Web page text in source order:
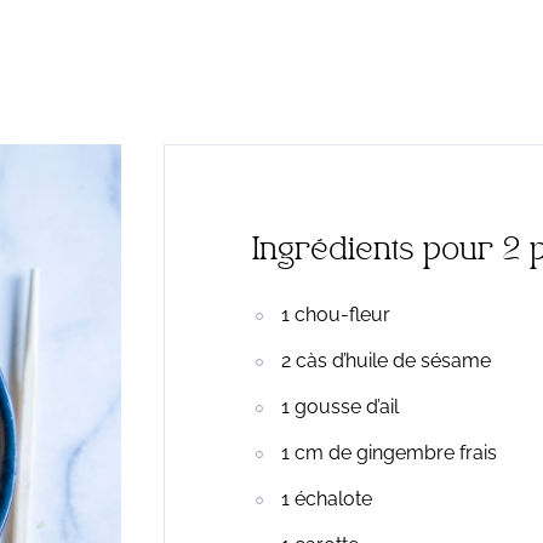
Ingrédients pour 2
1 chou-fleur
2 càs d’huile de sésame
1 gousse d’ail
1 cm de gingembre frais
1 échalote